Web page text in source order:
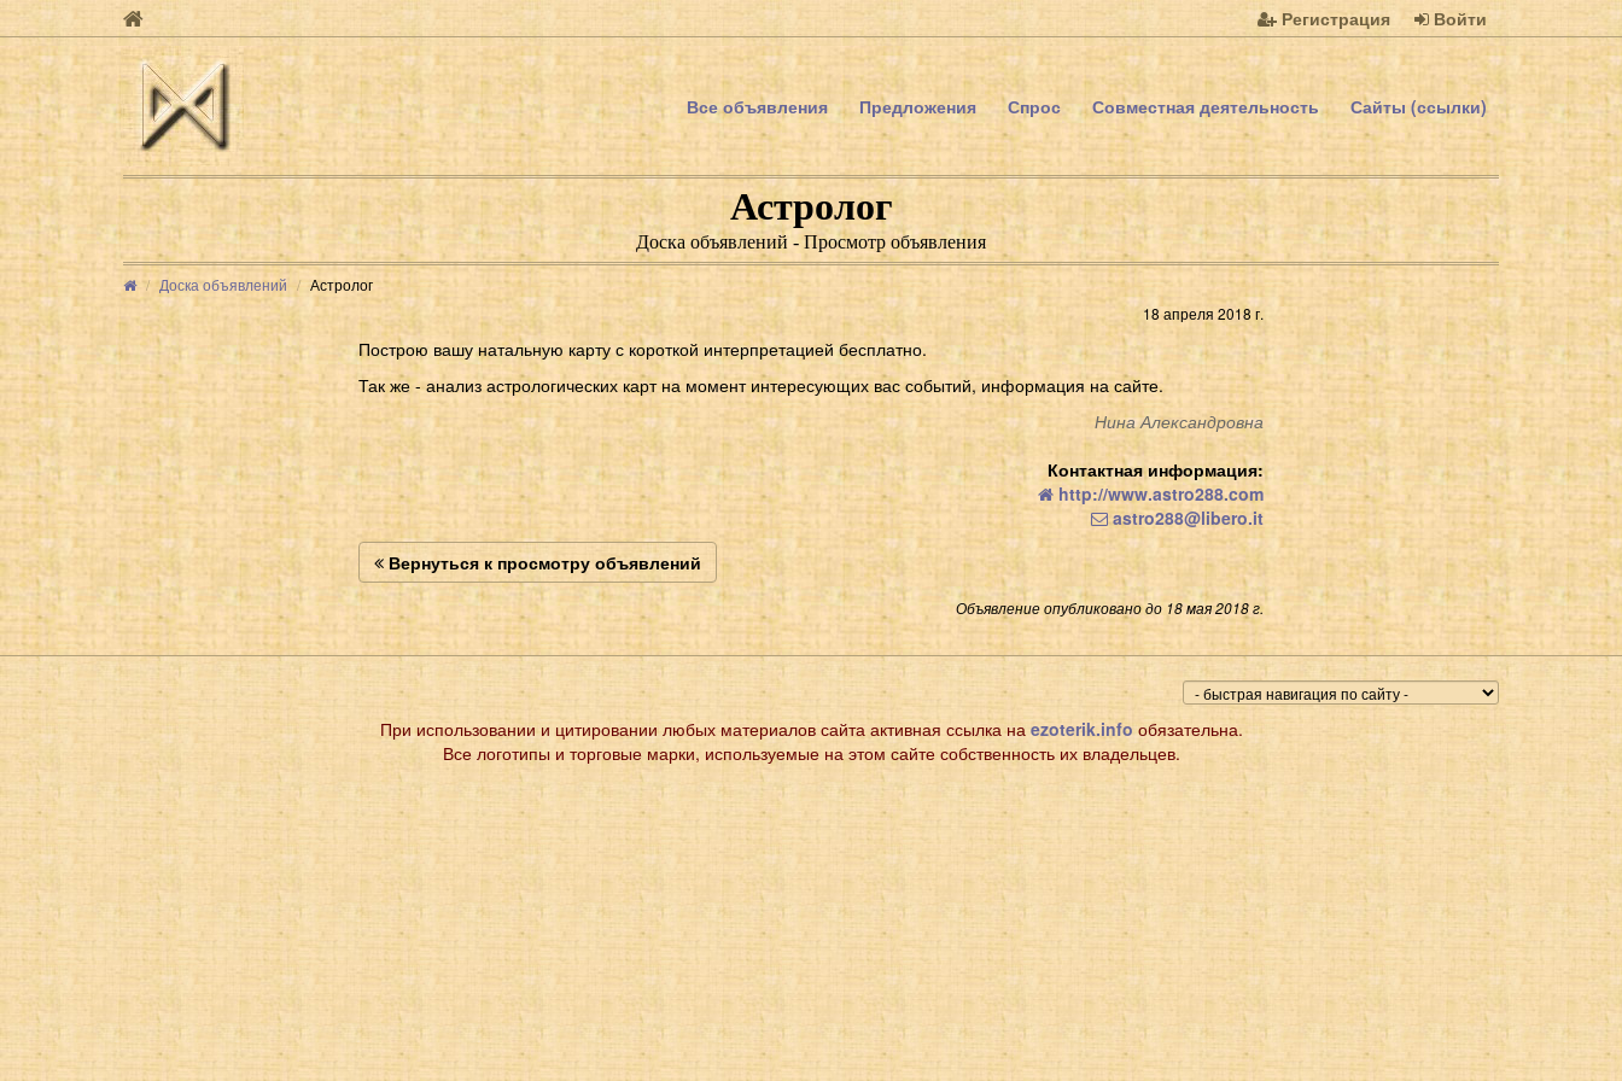
Регистрация Войти
Все объявления Предложения Спрос Совместная деятельность Сайты (ссылки)
Астролог
Доска объявлений - Просмотр объявления
Доска объявлений
Астролог
18 апреля 2018 г.
Построю вашу натальную карту с короткой интерпретацией бесплатно.
Так же - анализ астрологических карт на момент интересующих вас событий, информация на сайте.
Нина Александровна
Контактная информация:
http://www.astro288.com
astro288@libero.it
Вернуться к просмотру объявлений
Объявление опубликовано до 18 мая 2018 г.
При использовании и цитировании любых материалов сайта активная ссылка на ezoterik.info обязательна.
Все логотипы и торговые марки, используемые на этом сайте собственность их владельцев.